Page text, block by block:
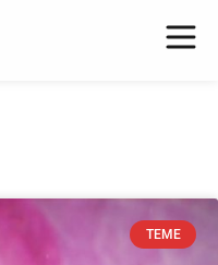
TEME